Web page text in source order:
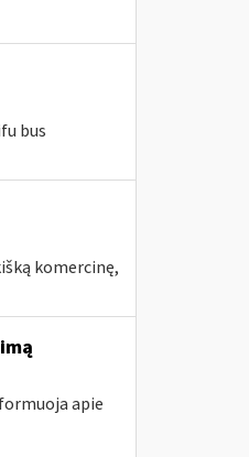
bus
komercinę,
apie